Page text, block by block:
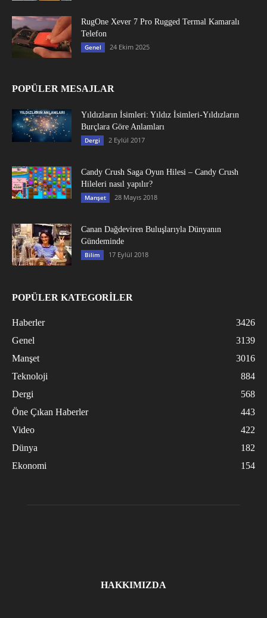
RugOne Xever 7 Pro Rugged Termal Kamaralı
Telefon
Genel 24 Ekim 2025
POPÜLER MESAJLAR
Yıldızların İsimleri: Yıldız İsimleri-Yıldızların
Burçlara Göre Anlamları
Dergi 2 Eylül 2017
Candy Crush Saga Oyun Hilesi – Candy Crush
Hileleri nasıl yapılır?
Manşet 28 Mayıs 2018
Canan Dağdeviren Buluşlarıyla Dünyanın
Gündeminde
Bilim 17 Eylül 2018
POPÜLER KATEGORİLER
Haberler
3426
Genel
3139
Manşet
3016
Teknoloji
884
Dergi
568
Öne Çıkan Haberler
443
Video
422
Dünya
182
Ekonomi
154
HAKKIMIZDA